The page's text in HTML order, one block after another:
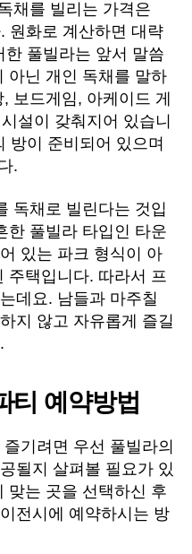
채를 빌리는 가격은
원화로 계산하면 대략
풀빌라는 앞서 말씀
아닌 개인 독채를 말하
보드게임, 아케이드 게
설이 갖춰지어 있습니
방이 준비되어 있으며
.
독채로 빌린다는 것입
한 풀빌라 타입인 타운
있는 파크 형식이 아
주택입니다. 따라서 프
데요. 남들과 마주칠
지 않고 자유롭게 즐길
티 예약방법
기려면 우선 풀빌라의
될지 살펴볼 필요가 있
맞는 곳을 선택하신 후
전시에 예약하시는 방